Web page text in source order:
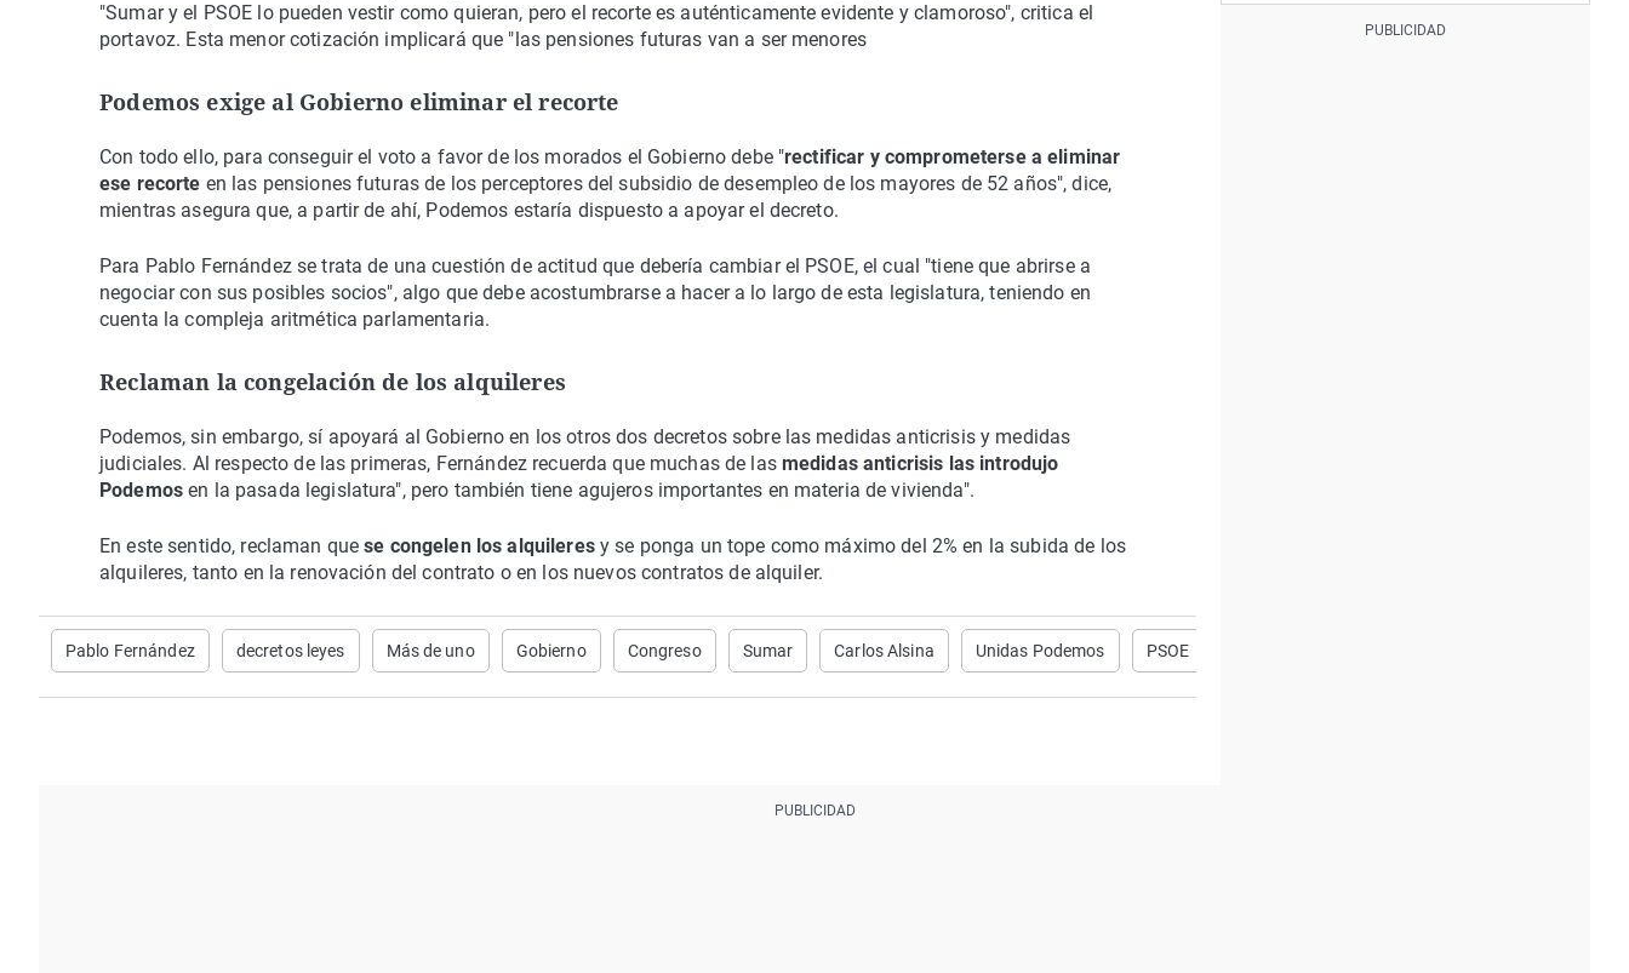
"Sumar y el PSOE lo pueden vestir como quieran, pero el recorte es auténticamente evidente y clamoroso", critica el
portavoz. Esta menor cotización implicará que "las pensiones futuras van a ser menores
Podemos exige al Gobierno eliminar el recorte
Con todo ello, para conseguir el voto a favor de los morados el Gobierno debe "rectificar y comprometerse a eliminar
ese recorte en las pensiones futuras de los perceptores del subsidio de desempleo de los mayores de 52 años", dice,
mientras asegura que, a partir de ahí, Podemos estaría dispuesto a apoyar el decreto.
Para Pablo Fernández se trata de una cuestión de actitud que debería cambiar el PSOE, el cual "tiene que abrirse a
negociar con sus posibles socios", algo que debe acostumbrarse a hacer a lo largo de esta legislatura, teniendo en
cuenta la compleja aritmética parlamentaria.
Reclaman la congelación de los alquileres
Podemos, sin embargo, sí apoyará al Gobierno en los otros dos decretos sobre las medidas anticrisis y medidas
judiciales. Al respecto de las primeras, Fernández recuerda que muchas de las medidas anticrisis las introdujo
Podemosen la pasada legislatura", pero también tiene agujeros importantes en materia de vivienda".
En este sentido, reclaman quese congelen los alquileres y se ponga un tope como máximo del 2% en la subida de los
alquileres, tanto en la renovación del contrato o en los nuevos contratos de alquiler.
Pablo Fernández decretos leyes Más de uno Gobierno Congreso Sumar Carlos Alsina Unidas Podemos PSOE